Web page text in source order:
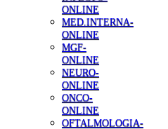
ONLINE
MED.INTERNA-
ONLINE
MGF-
ONLINE
NEURO-
ONLINE
ONCO-
ONLINE
OFTALMOLOGIA-